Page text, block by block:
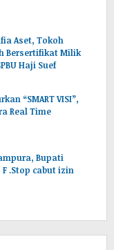
Aset, Tokoh
Bersertifikat Milik
Haji Suef
“SMART VISI”,
Real Time
Bupati
.Stop cabut izin